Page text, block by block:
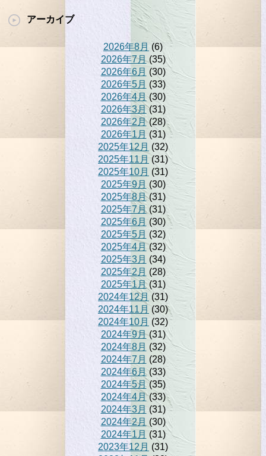
アーカイブ
2026年8月 (6)
2026年7月(35)
2026年6月 (30)
2026年5月 (33)
2026年4月 (30)
2026年3月(31)
2026年2月(28)
2026年1月 (31)
2025年12月 (32)
2025年11月 (31)
2025年10月 (31)
2025年9月 (30)
2025年8月(31)
2025年7月(31)
2025年6月 (30)
2025年5月 (32)
2025年4月(32)
2025年3月 (34)
2025年2月 (28)
2025年1月(31)
2024年12月(31)
2024年11月 (30)
2024年10月 (32)
2024年9月(31)
2024年8月 (32)
2024年7月 (28)
2024年6月(33)
2024年5月(35)
2024年4月(33)
2024年3月(31)
2024年2月 (30)
2024年1月 (31)
2023年12月 (31)